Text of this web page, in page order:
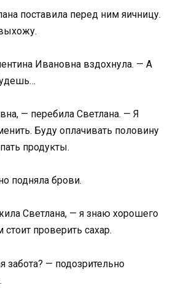
поставила перед ним яичницу.
Ивановна вздохнула. — А
— перебила Светлана. — Я
Буду оплачивать половину
продукты.
подняла брови.
Светлана, — я знаю хорошего
проверить сахар.
забота? — подозрительно